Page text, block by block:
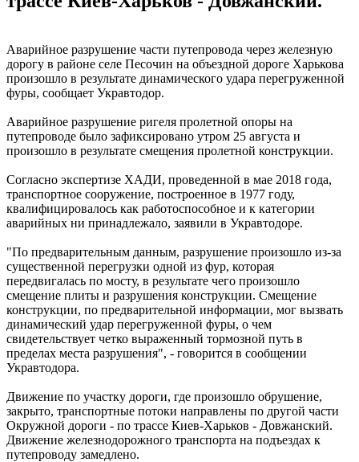
Аварийное разрушение части путепровода через железную
дорогу в районе селе Песочин на объездной дороге Харькова
произошло в результате динамического удара перегруженной
фуры, сообщает Укравтодор.
Аварийное разрушение ригеля пролетной опоры на
путепроводе было зафиксировано утром 25 августа и
произошло в результате смещения пролетной конструкции.
Согласно экспертизе ХАДИ, проведенной в мае 2018 года,
транспортное сооружение, построенное в 1977 году,
квалифицировалось как работоспособное и к категории
аварийных ни принадлежало, заявили в Укравтодоре.
"По предварительным данным, разрушение произошло из-за
существенной перегрузки одной из фур, которая
передвигалась по мосту, в результате чего произошло
смещение плиты и разрушения конструкции. Смещение
конструкции, по предварительной информации, мог вызвать
динамический удар перегруженной фуры, о чем
свидетельствует четко выраженный тормозной путь в
пределах места разрушения", - говорится в сообщении
Укравтодора.
Движение по участку дороги, где произошло обрушение,
закрыто, транспортные потоки направлены по другой части
Окружной дороги - по трассе Киев-Харьков - Довжанский.
Движение железнодорожного транспорта на подъездах к
путепроводу замедлено.